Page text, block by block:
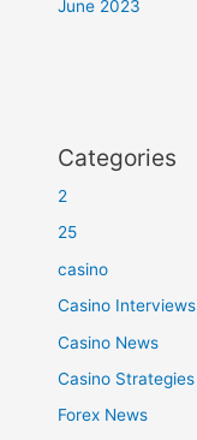
June 2023
Categories
2
25
casino
Casino Interviews
Casino News
Casino Strategies
Forex News